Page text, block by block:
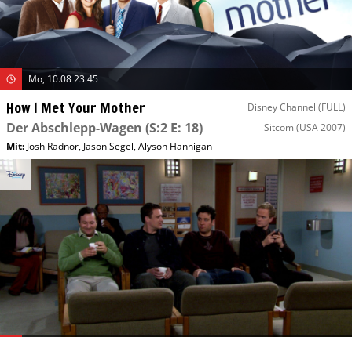
Mo, 10.08 23:45
How I Met Your Mother Disney Channel (FULL)
Der Abschlepp-Wagen (S:2 E: 18) Sitcom (USA 2007)
Mit: Josh Radnor, Jason Segel,Alyson Hannigan